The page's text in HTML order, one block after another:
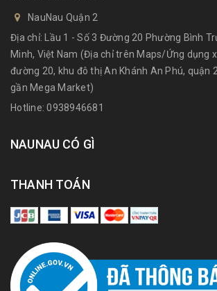
NauNau Quận 2
Địa chỉ: Lầu 1 - Số 3 Đường 20 Phường Bình
Minh, Việt Nam (Địa chỉ trên Maps/Ứng dụng
đường 20, khu đô thị An Khánh An Phú, quận
gần Mega Market)
Hotline:0938946681
NAUNAU CÓ GÌ
THANH TOÁN